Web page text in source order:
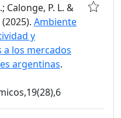
Calonge, P. L. &
Ambiente
y
a los mercados
argentinas.